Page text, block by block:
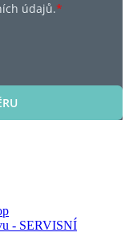
údajů.*
- SERVISNÍ